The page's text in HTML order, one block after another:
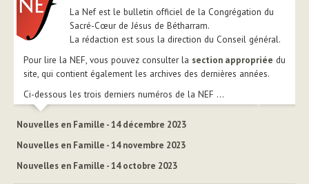
La Nef est le bulletin officiel de la Congrégation du
Sacré-Cœur de Jésus de Bétharram.
La rédaction est sous la direction du Conseil général.
Pour lire la NEF, vous pouvez consulter la section appropriée du
site, qui contient également les archives des dernières années.
Ci-dessous les trois derniers numéros de la NEF ...
Nouvelles en Famille - 14 décembre 2023
Nouvelles en Famille - 14 novembre 2023
Nouvelles en Famille - 14 octobre 2023